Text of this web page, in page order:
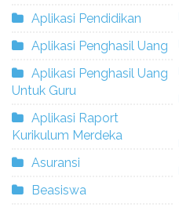
Aplikasi Pendidikan
Aplikasi Penghasil Uang
Aplikasi Penghasil Uang
Untuk Guru
Aplikasi Raport
Kurikulum Merdeka
Asuransi
Beasiswa